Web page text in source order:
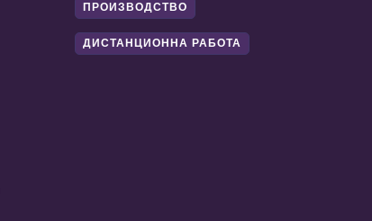
ПРОИЗВОДСТВО
ДИСТАНЦИОННА РАБОТА